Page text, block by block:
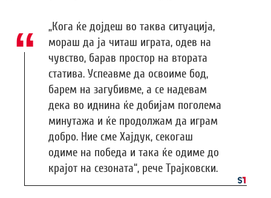
„Кога ќе дојдеш во таква ситуација,
мораш да ја читаш играта, одев на
чувство, барав простор на втората
статива. Успеавме да освоиме бод,
барем на загубивме, а се надевам
дека во иднина ќе добијам поголема
минутажа и ќе продолжам да играм
добро. Ние сме Хајдук, секогаш
одиме на победа и така ќе одиме до
крајот на сезоната“, рече Трајковски.